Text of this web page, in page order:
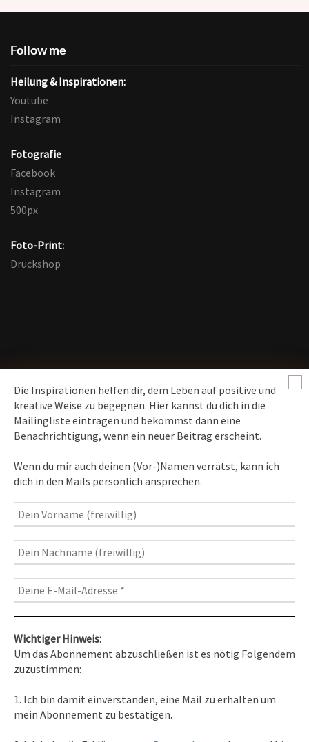
Die Inspirationen helfen dir, dem Leben auf positive und
kreative Weise zu begegnen. Hier kannst du dich in die
Mailingliste eintragen und bekommst dann eine
Benachrichtigung, wenn ein neuer Beitrag erscheint.
Wenn du mir auch deinen (Vor-)Namen verrätst, kann ich
dich in den Mails persönlich ansprechen.
Wichtiger Hinweis:
Um das Abonnement abzuschließen ist es nötig Folgendem
zuzustimmen:
1. Ich bin damit einverstanden, eine Mail zu erhalten um
mein Abonnement zu bestätigen.
Follow me
Heilung & Inspirationen:
Youtube
Instagram
Fotografie
Facebook
Instagram
500px
Foto-Print:
Druckshop
News erhalten
Inspirationen
– Bewusstseins-Impulse, Meditation &
Heilung, Texte & Botschaften
Fotografie– Fotoblog, Kalender, Workshops
Kontakt
Tel. 0351/2681691
E-Mail: info [at ] spirit-on-earth.com